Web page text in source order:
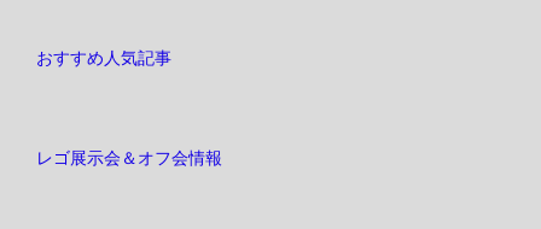
おすすめ人気記事
レゴ展示会＆オフ会情報